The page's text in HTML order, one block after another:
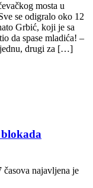
mosta u
se odigralo oko 12
Grbić, koji je sa
da spase mladića! –
jednu, drugi za […]
časova najavljena je